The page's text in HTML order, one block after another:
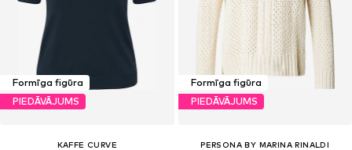
Formīga figūra
PIEDĀVĀJUMS
KAFFE CURVE
Formīga figūra
PIEDĀVĀJUMS
PERSONA BY MARINA RINALDI